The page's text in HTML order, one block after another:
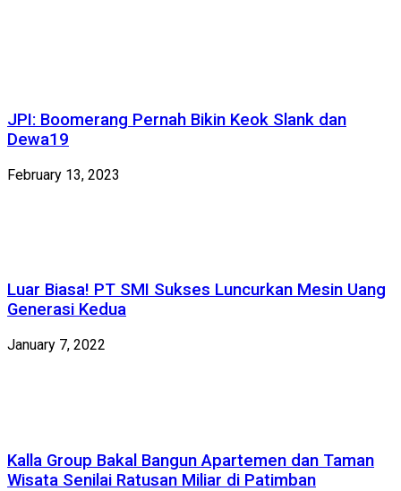
JPI: Boomerang Pernah Bikin Keok Slank dan
Dewa19
February 13, 2023
Luar Biasa! PT SMI Sukses Luncurkan Mesin Uang
Generasi Kedua
January 7, 2022
Kalla Group Bakal Bangun Apartemen dan Taman
Wisata Senilai Ratusan Miliar di Patimban